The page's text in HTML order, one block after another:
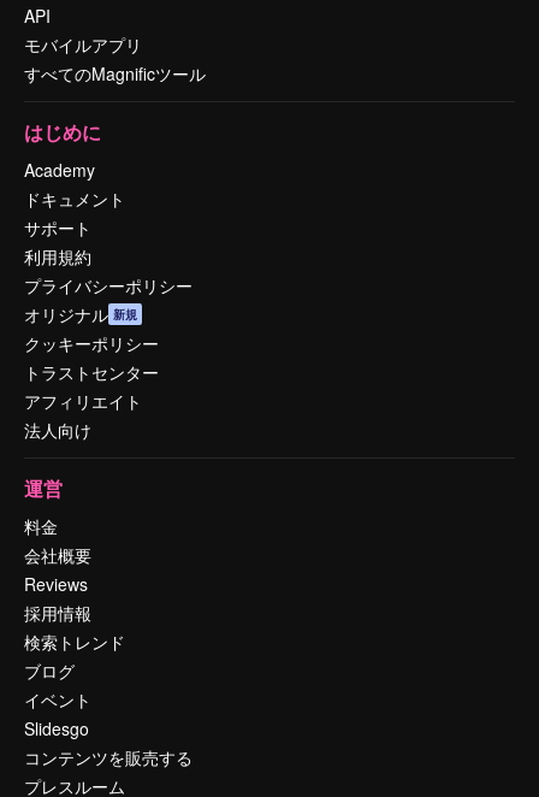
API
モバイルアプリ
すべてのMagnificツール
はじめに
Academy
ドキュメント
サポート
利用規約
プライバシーポリシー
オリジナル 新規
クッキーポリシー
トラストセンター
アフィリエイト
法人向け
運営
料金
会社概要
Reviews
採用情報
検索トレンド
ブログ
イベント
Slidesgo
コンテンツを販売する
プレスルーム